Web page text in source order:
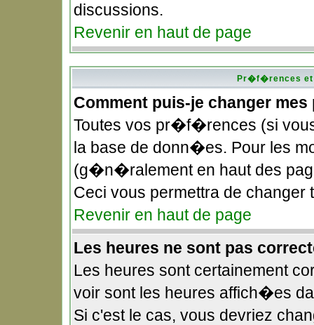
discussions.
Revenir en haut de page
Pr�f�rences
Comment puis-je changer
Toutes vos pr�f�rences (si
la base de donn�es. Pour les
(g�n�ralement en haut des
Ceci vous permettra de
Revenir en haut de page
Les heures ne sont pas
Les heures sont certainement
voir sont les heures affich�es
Si c'est le cas, vous devriez